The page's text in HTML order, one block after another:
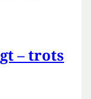
– trots